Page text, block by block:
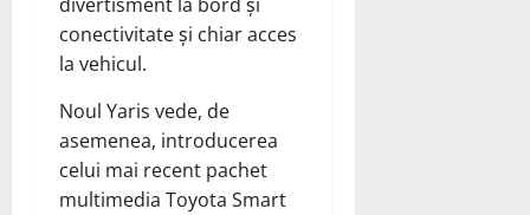
conectivitate și chiar acces
la vehicul.
Noul Yaris vede, de
asemenea, introducerea
celui mai recent pachet
multimedia Toyota Smart